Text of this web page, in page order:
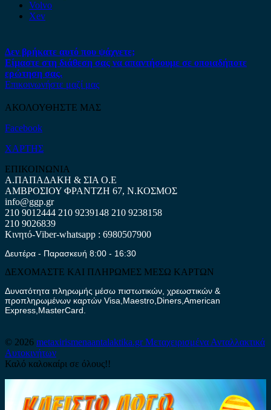
Volvo
Xev
Δεν βρήκατε αυτό που ψάχνετε;
Είμαστε στη διάθεση σας να απαντήσουμε σε οποιαδήποτε
ερώτηση σας.
Επικοινωνήστε μαζί μας
ΑΚΟΛΟΥΘΗΣΤΕ ΜΑΣ
Facebook
ΧΑΡΤΗΣ
ΕΠΙΚΟΙΝΩΝΙΑ
Α.ΠΑΠΑΔΑΚΗ & ΣΙΑ Ο.Ε
ΑΜΒΡΟΣΙΟΥ ΦΡΑΝΤΖΗ 67, Ν.ΚΟΣΜΟΣ
info@ggp.gr
210 9012444 210 9239148 210 9238158
210 9026839
Κινητό-Viber-whatsapp : 6980507900
Δευτέρα - Παρασκευή 8:00 - 16:30
ΔΕΧΟΜΑΣΤΕ ΚΑΙ ΠΛΗΡΩΜΕΣ ΜΕΣΩ ΚΑΡΤΩΝ
Δυνατότητα πληρωμής μέσω πιστωτικών, χρεωστικών &
προπληρωμένων καρτών Visa,Maestro,Diners,American
Express,MasterCard.
© 2026 metaxirismenaantalaktika.grΜεταχειρισμένα Ανταλλακτικά
Αυτοκινήτων
Καλό καλοκαίρι σε όλους!!